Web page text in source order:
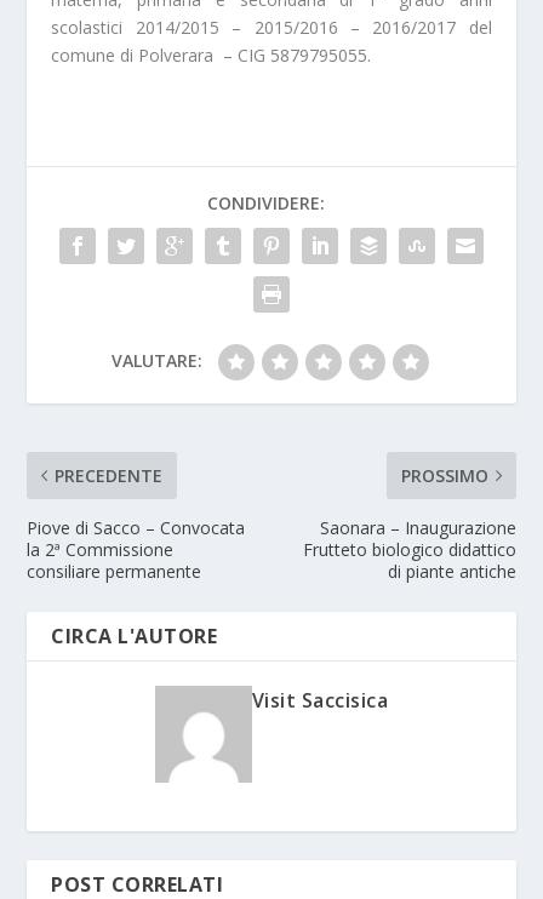
scolastici 2014/2015 – 2015/2016 – 2016/2017 del
comune di Polverara – CIG 5879795055.
CONDIVIDERE:
VALUTARE:
PRECEDENTE
Piove di Sacco – Convocata
la 2ª Commissione
consiliare permanente
PROSSIMO
Saonara – Inaugurazione
Frutteto biologico didattico
di piante antiche
CIRCA L'AUTORE
Visit Saccisica
POST CORRELATI